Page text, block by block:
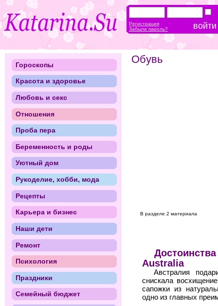
Обувь
В разделе 2 материала
Australia
Австралия
снискала
сапожки из
одно из главных
Гороскопы
Красота и здоровье
Любовь и секс
Отношения
Проба пера
Беременность и роды
Уютный дом
Рукоделие, хобби, мода
Рецепты
Карьера и бизнес
Наши дети
Ремонт
Психология
Праздники
Семейный бюджет
Регистрация
Забыли пароль?